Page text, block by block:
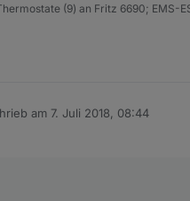
(9) an Fritz 6690; EMS-
am 7. Juli 2018, 08:44
editiert von